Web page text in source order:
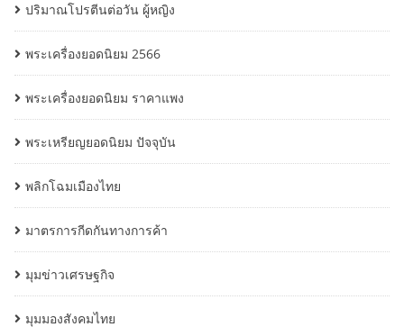
ปริมาณโปรตีนต่อวัน ผู้หญิง
พระเครื่องยอดนิยม 2566
พระเครื่องยอดนิยม ราคาแพง
พระเหรียญยอดนิยม ปัจจุบัน
พลิกโฉมเมืองไทย
มาตรการกีดกันทางการค้า
มุมข่าวเศรษฐกิจ
มุมมองสังคมไทย